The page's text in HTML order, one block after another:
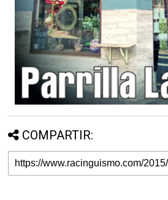
COMPARTIR: